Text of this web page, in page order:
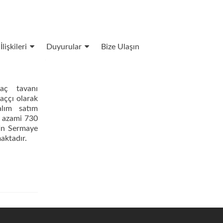
İlişkileri Duyurular Bize Ulaşın
tavanı
olarak
satım
730
Sermaye